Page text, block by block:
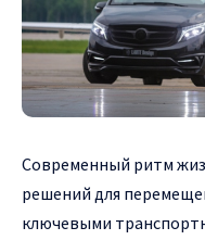
Современный ритм
решений для
ключевыми